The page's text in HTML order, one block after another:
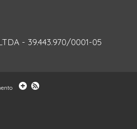
- 39.443.970/0001-05